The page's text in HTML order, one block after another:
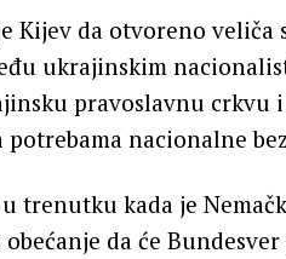
Kijev da otvoreno veliča
ukrajinskim
pravoslavnu crkvu
nacionalne
trenutku kada je
da će